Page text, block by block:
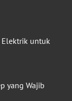
untuk
yang Wajib